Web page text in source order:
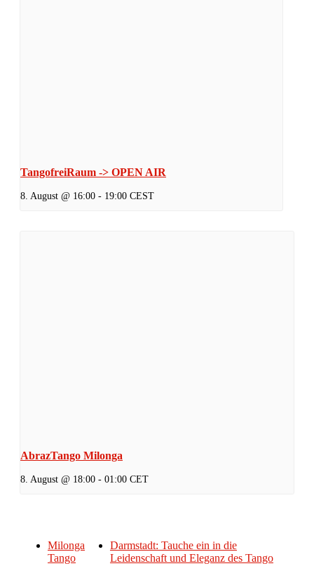
TangofreiRaum -> OPEN AIR
8. August @ 16:00 - 19:00 CEST
AbrazTango Milonga
8. August @ 18:00 - 01:00 CET
Milonga
Tango
Darmstadt: Tauche ein in die
Leidenschaft und Eleganz des Tango